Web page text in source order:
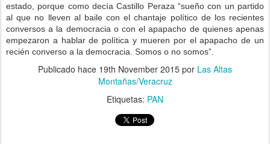
estado, porque como decía Castillo Peraza “sueño con un partido
al que no lleven al baile con el chantaje político de los recientes
conversos a la democracia o con el apapacho de quienes apenas
empezaron a hablar de política y mueren por el apapacho de un
recién converso a la democracia. Somos o no somos”.
Publicado hace 19th November 2015 por Las Altas
Montañas/Veracruz
Etiquetas: PAN